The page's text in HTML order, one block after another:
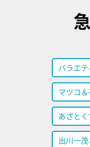
バラエテ
マツコ
あざと
出川一